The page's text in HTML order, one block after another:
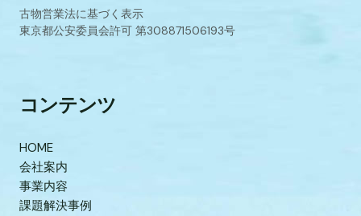
古物営業法に基づく表示
東京都公安委員会許可 第308871506193号
コンテンツ
HOME
会社案内
事業内容
課題解決事例